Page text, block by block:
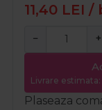
11,40 LEI /
− +
Livrare estimata:
Plaseaza